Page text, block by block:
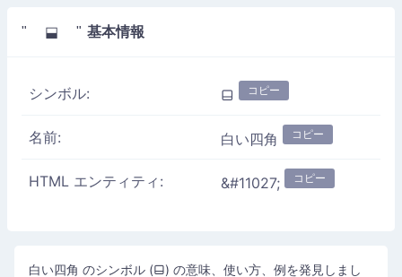
" ⬓ " 基本情報
シンボル: ⬓ コピー
名前: 白い四角 コピー
HTML エンティティ: &#11027; コピー
白い四角 のシンボル (⬓) の意味、使い方、例を発見しまし